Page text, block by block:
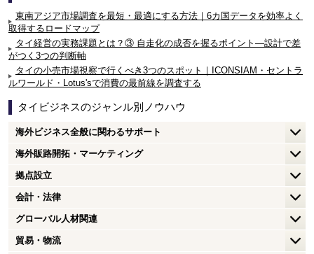
東南アジア市場調査を最短・最適にする方法｜6カ国データを効率よく
取得するロードマップ
タイ経営の実務課題とは？③ 自走化の成否を握るポイント—設計で差
がつく3つの判断軸
タイの小売市場視察で行くべき3つのスポット｜ICONSIAM・セントラ
ルワールド・Lotus'sで消費の最前線を調査する
タイビジネスのジャンル別ノウハウ
海外ビジネス全般に関わるサポート
海外販路開拓・マーケティング
拠点設立
会計・法律
グローバル人材関連
貿易・物流